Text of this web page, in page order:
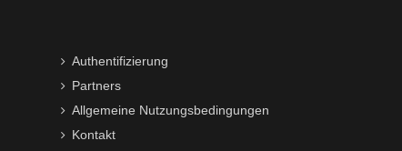
Authentifizierung
Partners
Allgemeine Nutzungsbedingungen
Kontakt